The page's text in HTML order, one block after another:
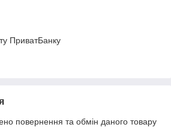
ПриватБанку
повернення та обмін даного товару